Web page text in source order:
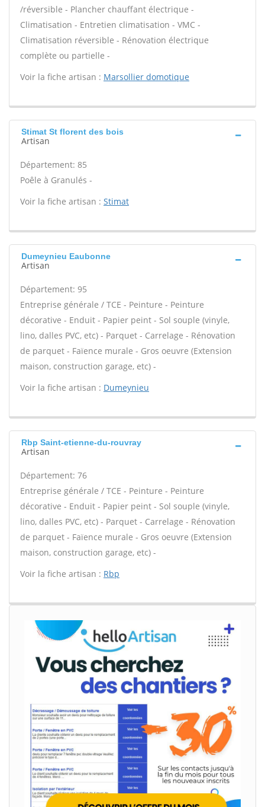
/réversible - Plancher chauffant électrique -
Climatisation - Entretien climatisation - VMC -
Climatisation réversible - Rénovation électrique
complète ou partielle -
Voir la fiche artisan : Marsollier domotique
Stimat St florent des bois
Artisan
Département: 85
Poêle à Granulés -
Voir la fiche artisan : Stimat
Dumeynieu Eaubonne
Artisan
Département: 95
Entreprise générale / TCE - Peinture - Peinture
décorative - Enduit - Papier peint - Sol souple (vinyle,
lino, dalles PVC, etc) - Parquet - Carrelage - Rénovation
de parquet - Faïence murale - Gros oeuvre (Extension
maison, construction garage, etc) -
Voir la fiche artisan : Dumeynieu
Rbp Saint-etienne-du-rouvray
Artisan
Département: 76
Entreprise générale / TCE - Peinture - Peinture
décorative - Enduit - Papier peint - Sol souple (vinyle,
lino, dalles PVC, etc) - Parquet - Carrelage - Rénovation
de parquet - Faïence murale - Gros oeuvre (Extension
maison, construction garage, etc) -
Voir la fiche artisan : Rbp